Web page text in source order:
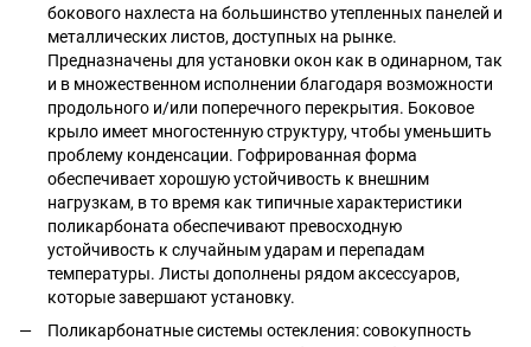
бокового нахлеста на большинство утепленных панелей и
металлических листов, доступных на рынке.
Предназначены для установки окон как в одинарном, так
и в множественном исполнении благодаря возможности
продольного и/или поперечного перекрытия. Боковое
крыло имеет многостенную структуру, чтобы уменьшить
проблему конденсации. Гофрированная форма
обеспечивает хорошую устойчивость к внешним
нагрузкам, в то время как типичные характеристики
поликарбоната обеспечивают превосходную
устойчивость к случайным ударам и перепадам
температуры. Листы дополнены рядом аксессуаров,
которые завершают установку.
Поликарбонатные системы остекления: совокупность